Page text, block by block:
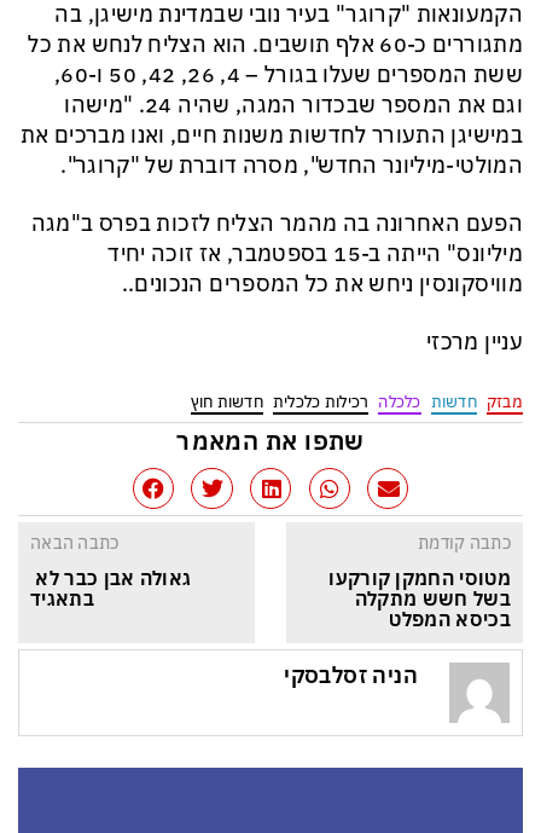
הקמעונאות "קרוגר" בעיר נובי שבמדינת מישיגן, בה
מתגוררים כ-60 אלף תושבים. הוא הצליח לנחש את כל
ששת המספרים שעלו בגורל – 4, 26, 42, 50 ו-60,
וגם את המספר שבכדור המגה, שהיה 24. "מישהו
במישיגן התעורר לחדשות משנות חיים, ואנו מברכים את
המולטי-מיליונר החדש", מסרה דוברת של "קרוגר".
הפעם האחרונה בה מהמר הצליח לזכות בפרס ב"מגה
מיליונס" הייתה ב-15 בספטמבר, אז זוכה יחיד
מוויסקונסין ניחש את כל המספרים הנכונים..
עניין מרכזי
מבזק חדשות כלכלה רכילות כלכלית חדשות חוץ
שתפו את המאמר
כתבה קודמת
מטוסי החמקן קורקעו
בשל חשש מתקלה
בכיסא המפלט
כתבה הבאה
גאולה אבן כבר לא
בתאגיד
הניה זסלבסקי